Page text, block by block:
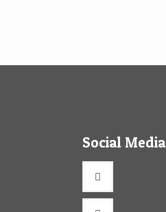
Social Media